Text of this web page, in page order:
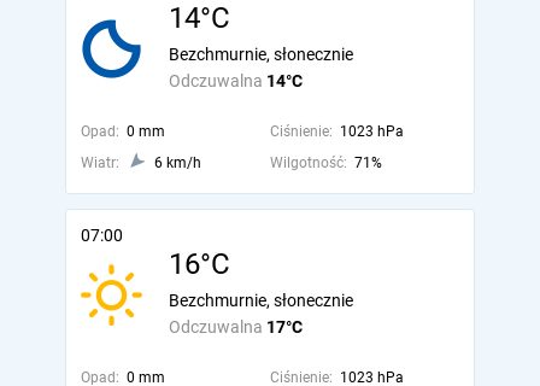
14°C
Odczuwalna 14°C
Bezchmurnie, słonecznie
Opad: 0 mm Ciśnienie: 1023 hPa
Wiatr:
6 km/h Wilgotność: 71%
07:00
16°C
Odczuwalna 17°C
Bezchmurnie, słonecznie
Opad: 0 mm Ciśnienie: 1023 hPa